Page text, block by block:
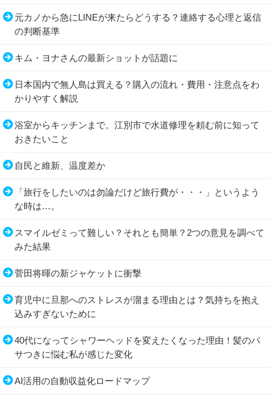
元カノから急にLINEが来たらどうする？連絡する心理と返信
の判断基準
キム・ヨナさんの最新ショットが話題に
日本国内で無人島は買える？購入の流れ・費用・注意点をわ
かりやすく解説
浴室からキッチンまで。江別市で水道修理を頼む前に知って
おきたいこと
自民と維新、温度差か
「旅行をしたいのは勿論だけど旅行費が・・・」というよう
な時は…。
スマイルゼミって難しい？それとも簡単？2つの意見を調べて
みた結果
菅田将暉の新ジャケットに衝撃
育児中に旦那へのストレスが溜まる理由とは？気持ちを抱え
込みすぎないために
40代になってシャワーヘッドを変えたくなった理由！髪のパ
サつきに悩む私が感じた変化
AI活用の自動収益化ロードマップ